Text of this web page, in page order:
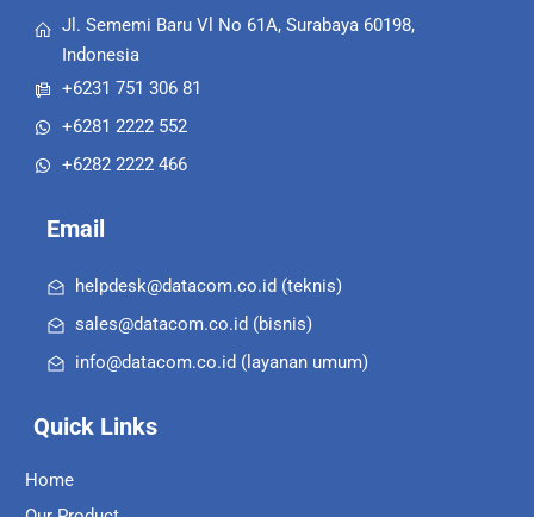
Jl. Sememi Baru Vl No 61A, Surabaya 60198,
Indonesia
+6231 751 306 81
+6281 2222 552
+6282 2222 466
Email
helpdesk@datacom.co.id (teknis)
sales@datacom.co.id (bisnis)
info@datacom.co.id (layanan umum)
Quick Links
Home